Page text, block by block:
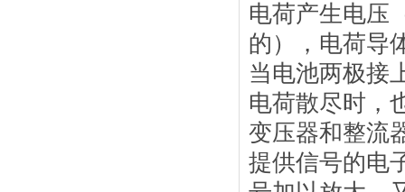
电荷产生电压
的），电荷导
当电池两极接
电荷散尽时，
变压器和整流
提供信号的电